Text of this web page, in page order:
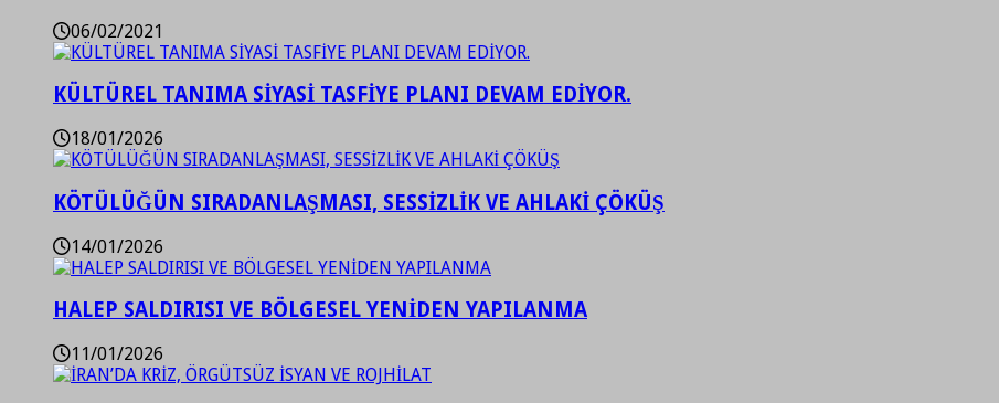
06/02/2021
KÜLTÜREL TANIMA SİYASİ TASFİYE PLANI DEVAM EDİYOR.
18/01/2026
KÖTÜLÜĞÜN SIRADANLAŞMASI, SESSİZLİK VE AHLAKİ ÇÖKÜŞ
14/01/2026
HALEP SALDIRISI VE BÖLGESEL YENİDEN YAPILANMA
11/01/2026